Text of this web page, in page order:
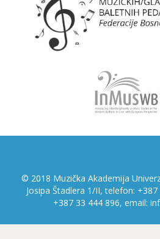
© 2018 Muzička Akademija
Josipa Štadlera 1/II, telefon:
+387 33 444 896, email: